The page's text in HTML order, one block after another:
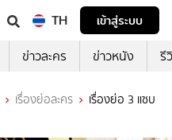
TH
เข้าสู่ระบบ
ข่าวละคร ข่าวหนัง รี
เรื่องย่อละคร เรื่องย่อ 3 แซบ